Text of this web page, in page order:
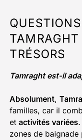
TRÉSORS
Tamraght est-il
Absolument,
familles, car il
et activités variées
zones de